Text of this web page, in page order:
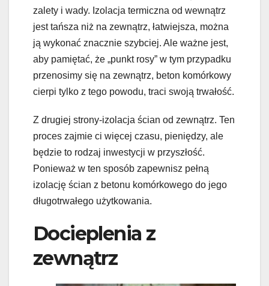
zalety i wady. Izolacja termiczna od wewnątrz
jest tańsza niż na zewnątrz, łatwiejsza, można
ją wykonać znacznie szybciej. Ale ważne jest,
aby pamiętać, że „punkt rosy” w tym przypadku
przenosimy się na zewnątrz, beton komórkowy
cierpi tylko z tego powodu, traci swoją trwałość.
Z drugiej strony-izolacja ścian od zewnątrz. Ten
proces zajmie ci więcej czasu, pieniędzy, ale
będzie to rodzaj inwestycji w przyszłość.
Ponieważ w ten sposób zapewnisz pełną
izolację ścian z betonu komórkowego do jego
długotrwałego użytkowania.
Docieplenia z
zewnątrz